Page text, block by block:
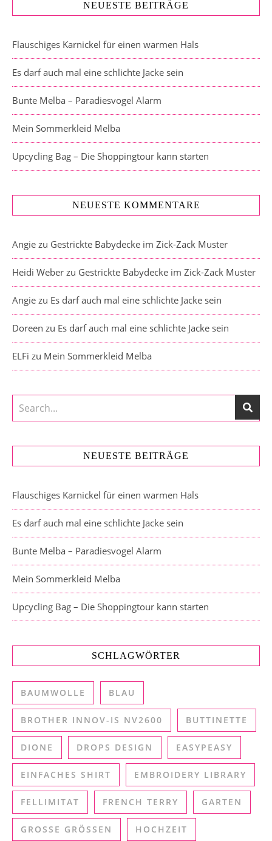
NEUESTE BEITRÄGE
Flauschiges Karnickel für einen warmen Hals
Es darf auch mal eine schlichte Jacke sein
Bunte Melba – Paradiesvogel Alarm
Mein Sommerkleid Melba
Upcycling Bag – Die Shoppingtour kann starten
NEUESTE KOMMENTARE
Angie zu Gestrickte Babydecke im Zick-Zack Muster
Heidi Weber zu Gestrickte Babydecke im Zick-Zack Muster
Angie zu Es darf auch mal eine schlichte Jacke sein
Doreen zu Es darf auch mal eine schlichte Jacke sein
ELFi zu Mein Sommerkleid Melba
NEUESTE BEITRÄGE
Flauschiges Karnickel für einen warmen Hals
Es darf auch mal eine schlichte Jacke sein
Bunte Melba – Paradiesvogel Alarm
Mein Sommerkleid Melba
Upcycling Bag – Die Shoppingtour kann starten
SCHLAGWÖRTER
BAUMWOLLE BLAU
BROTHER INNOV-IS NV2600 BUTTINETTE
DIONE DROPS DESIGN EASYPEASY
EINFACHES SHIRT EMBROIDERY LIBRARY
FELLIMITAT FRENCH TERRY GARTEN
GROSSE GRÖSSEN HOCHZEIT